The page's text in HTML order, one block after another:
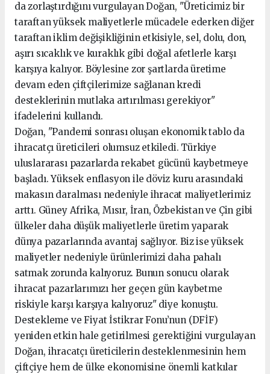
da zorlaştırdığını vurgulayan Doğan, "Üreticimiz bir
taraftan yüksek maliyetlerle mücadele ederken diğer
taraftan iklim değişikliğinin etkisiyle, sel, dolu, don,
aşırı sıcaklık ve kuraklık gibi doğal afetlerle karşı
karşıya kalıyor. Böylesine zor şartlarda üretime
devam eden çiftçilerimize sağlanan kredi
desteklerinin mutlaka artırılması gerekiyor"
ifadelerini kullandı.
Doğan, "Pandemi sonrası oluşan ekonomik tablo da
ihracatçı üreticileri olumsuz etkiledi. Türkiye
uluslararası pazarlarda rekabet gücünü kaybetmeye
başladı. Yüksek enflasyon ile döviz kuru arasındaki
makasın daralması nedeniyle ihracat maliyetlerimiz
arttı. Güney Afrika, Mısır, İran, Özbekistan ve Çin gibi
ülkeler daha düşük maliyetlerle üretim yaparak
dünya pazarlarında avantaj sağlıyor. Biz ise yüksek
maliyetler nedeniyle ürünlerimizi daha pahalı
satmak zorunda kalıyoruz. Bunun sonucu olarak
ihracat pazarlarımızı her geçen gün kaybetme
riskiyle karşı karşıya kalıyoruz" diye konuştu.
Destekleme ve Fiyat İstikrar Fonu’nun (DFİF)
yeniden etkin hale getirilmesi gerektiğini vurgulayan
Doğan, ihracatçı üreticilerin desteklenmesinin hem
çiftçiye hem de ülke ekonomisine önemli katkılar